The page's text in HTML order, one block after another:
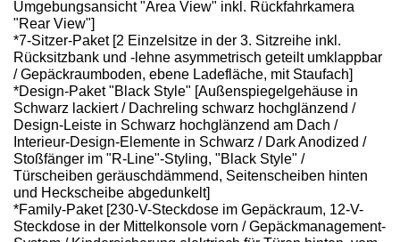
Umgebungsansicht "Area View" inkl. Rückfahrkamera
"Rear View"]
*7-Sitzer-Paket [2 Einzelsitze in der 3. Sitzreihe inkl.
Rücksitzbank und -lehne asymmetrisch geteilt umklappbar
/ Gepäckraumboden, ebene Ladefläche, mit Staufach]
*Design-Paket "Black Style" [Außenspiegelgehäuse in
Schwarz lackiert / Dachreling schwarz hochglänzend /
Design-Leiste in Schwarz hochglänzend am Dach /
Interieur-Design-Elemente in Schwarz / Dark Anodized /
Stoßfänger im "R-Line"-Styling, "Black Style" /
Türscheiben geräuschdämmend, Seitenscheiben hinten
und Heckscheibe abgedunkelt]
*Family-Paket [230-V-Steckdose im Gepäckraum, 12-V-
Steckdose in der Mittelkonsole vorn / Gepäckmanagement-